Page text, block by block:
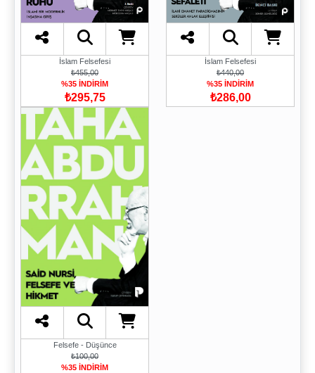
İslam Felsefesi
₺455,00
%35 İNDİRİM
₺295,75
İslam Felsefesi
₺440,00
%35 İNDİRİM
₺286,00
Felsefe - Düşünce
₺100,00
%35 İNDİRİM